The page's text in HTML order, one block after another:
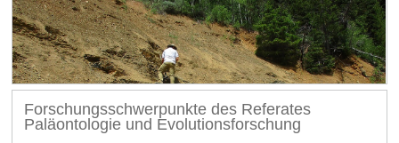
Forschungsschwerpunkte des Referates
Paläontologie und Evolutionsforschung